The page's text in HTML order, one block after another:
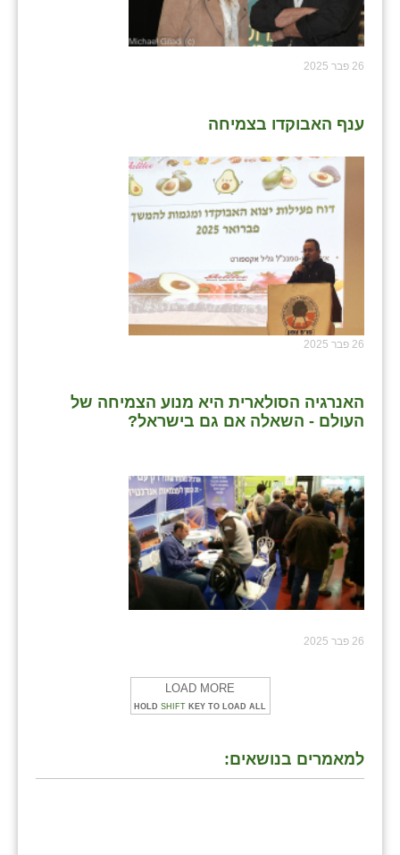
26 פבר 2025
ענף האבוקדו בצמיחה
26 פבר 2025
האנרגיה הסולארית היא מנוע הצמיחה של
העולם - השאלה אם גם בישראל?
26 פבר 2025
LOAD MORE
HOLD SHIFT KEY TO LOAD ALL
למאמרים בנושאים: